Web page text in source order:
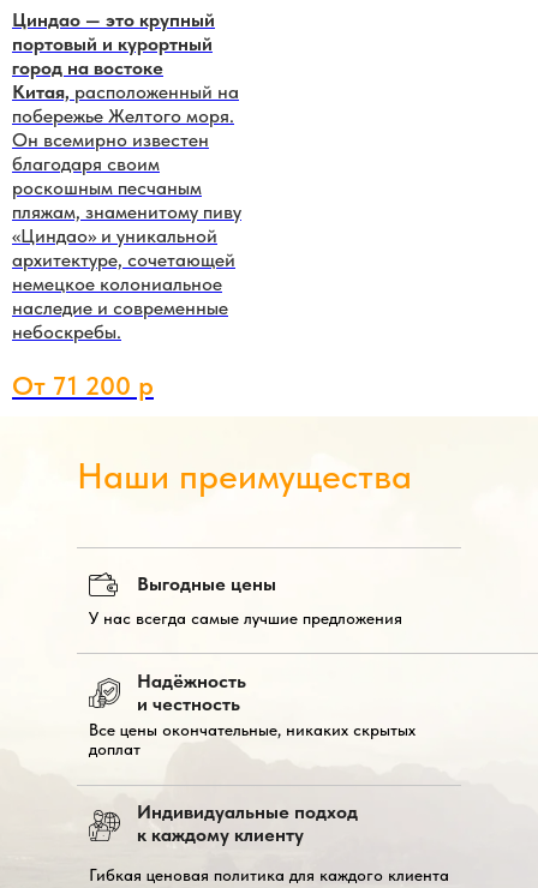
Циндао — это крупный
портовый и курортный
город на востоке
Китая, расположенный на
побережье Желтого моря.
Он всемирно известен
благодаря своим
роскошным песчаным
пляжам, знаменитому пиву
«Циндао» и уникальной
архитектуре, сочетающей
немецкое колониальное
наследие и современные
небоскребы.
От 71 200 р
Наши преимущества
Выгодные цены
Надёжность
и честность
Индивидуальные подход
к каждому клиенту
У нас всегда самые лучшие предложения
Все цены окончательные, никаких скрытых
доплат
Гибкая ценовая политика для каждого клиента